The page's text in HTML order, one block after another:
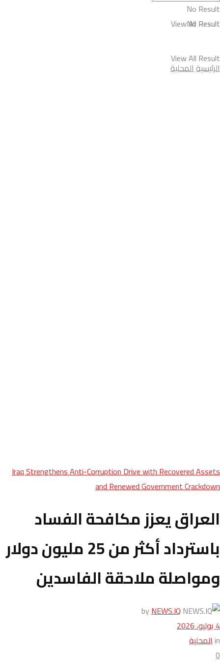
No Result
View All Result
No Result
View All Result
الرئيسيةالمحلية
Iraq Strengthens Anti-Corruption Drive with Recovered Assets
and Renewed Government Crackdown
العراق يعزز مكافحة الفساد
باسترداد أكثر من 25 مليون دولار
ومواصلة ملاحقة الفاسدين
byNEWS.IQ
4 يوليو، 2026
inالمحلية
0